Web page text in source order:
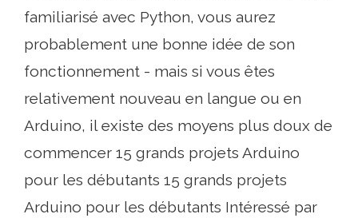
familiarisé avec Python, vous aurez
probablement une bonne idée de son
fonctionnement - mais si vous êtes
relativement nouveau en langue ou en
Arduino, il existe des moyens plus doux de
commencer 15 grands projets Arduino
pour les débutants 15 grands projets
Arduino pour les débutants Intéressé par